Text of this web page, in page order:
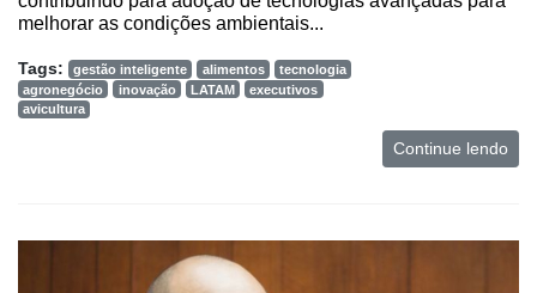
melhorar as condições ambientais...
Tags: gestão inteligente alimentos
tecnologia
agronegócio
inovação LATAM
executivos
avicultura
Continue lendo